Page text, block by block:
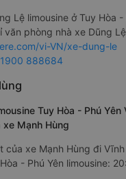
Lệ limousine ở Tuy Hòa -
văn phòng nhà xe Dũng
vi-VN/xe-dung-le
1900 888684
Tuy Hòa - Phú
Mạnh Hùng
của xe Mạnh Hùng đi
- Phú Yên limousine: